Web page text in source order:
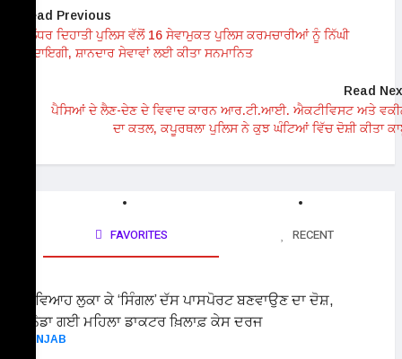
Read Previous
ਜਲੰਧਰ ਦਿਹਾਤੀ ਪੁਲਿਸ ਵੱਲੋਂ 16 ਸੇਵਾਮੁਕਤ ਪੁਲਿਸ ਕਰਮਚਾਰੀਆਂ ਨੂੰ ਨਿੱਘੀ
ਵਿਦਾਇਗੀ, ਸ਼ਾਨਦਾਰ ਸੇਵਾਵਾਂ ਲਈ ਕੀਤਾ ਸਨਮਾਨਿਤ
Read
ਪੈਸਿਆਂ ਦੇ ਲੈਣ-ਦੇਣ ਦੇ ਵਿਵਾਦ ਕਾਰਨ ਆਰ.ਟੀ.ਆਈ. ਐਕਟੀਵਿਸਟ ਅਤੇ
ਦਾ ਕਤਲ, ਕਪੂਰਥਲਾ ਪੁਲਿਸ ਨੇ ਕੁਝ ਘੰਟਿਆਂ ਵਿੱਚ ਦੋਸ਼ੀ ਕੀਤਾ
FAVORITES RECENT
PUNJAB